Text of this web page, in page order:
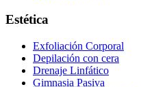
Estética
Exfoliación Corporal
Depilación con cera
Drenaje Linfático
Gimnasia Pasiva